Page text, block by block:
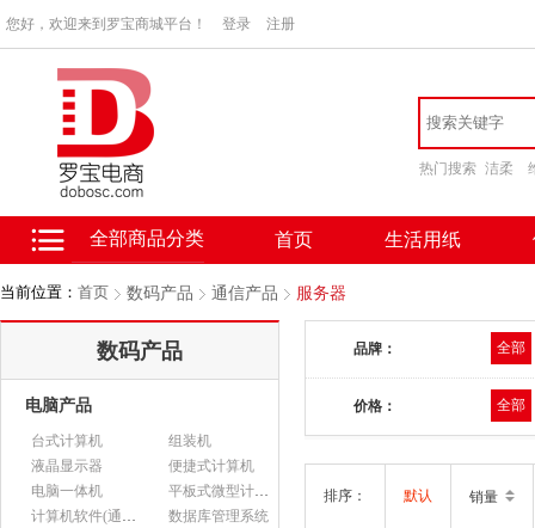
您好，欢迎来到罗宝商城平台！ 登录 注册
热门搜索 洁柔
全部商品分类 首页 生活用纸
当前位置： 首页 数码产品 通信产品 服务器
数码产品
电脑产品
台式计算机
组装机
液晶显示器
便捷式计算机
电脑一体机
平板式微型计算机
计算机软件(通用软件)
数据库管理系统
品牌： 全部
价格： 全部
排序： 默认 销量